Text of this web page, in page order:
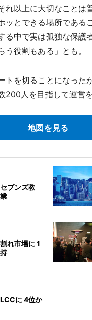
れ以上に大切なことは
ッとできる場所である
る中で実は孤独な保護
役割もある」とも。
を切ることになった
人を目指して運営を
地図を見る
ブンズ教
れ市場に 1
に 4位か